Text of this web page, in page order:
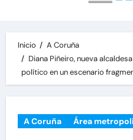
Inicio
A Coruña
Diana Piñeiro, nueva
político en un escenario
A Coruña Área